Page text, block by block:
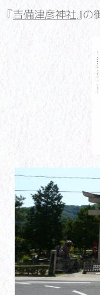
『吉備津彦神社』の